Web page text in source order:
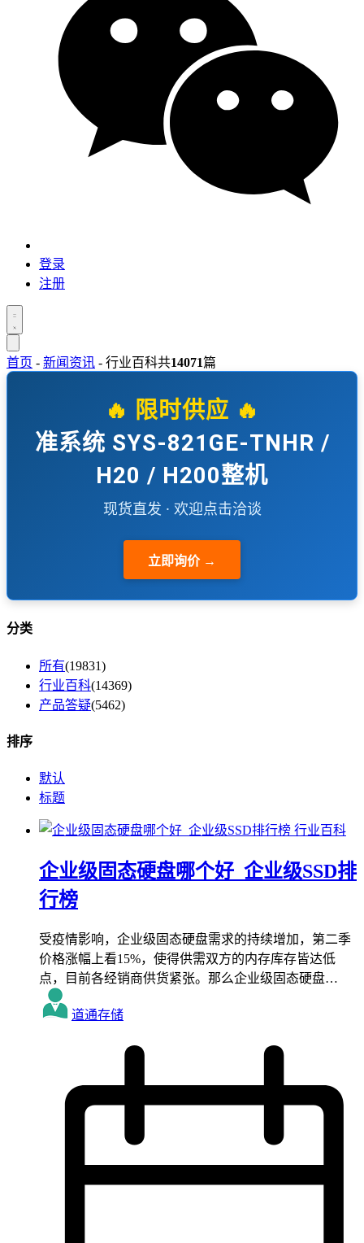
登录
注册
首页 - 新闻资讯 - 行业百科共14071篇
🔥 限时供应 🔥
准系统 SYS-821GE-TNHR /
H20 / H200整机
现货直发 · 欢迎点击洽谈
立即询价 →
分类
所有(19831)
行业百科(14369)
产品答疑(5462)
排序
默认
标题
行业百科
企业级固态硬盘哪个好_企业级SSD排
行榜
受疫情影响，企业级固态硬盘需求的持续增加，第二季
价格涨幅上看15%，使得供需双方的内存库存皆达低
点，目前各经销商供货紧张。那么企业级固态硬盘…
道通存储